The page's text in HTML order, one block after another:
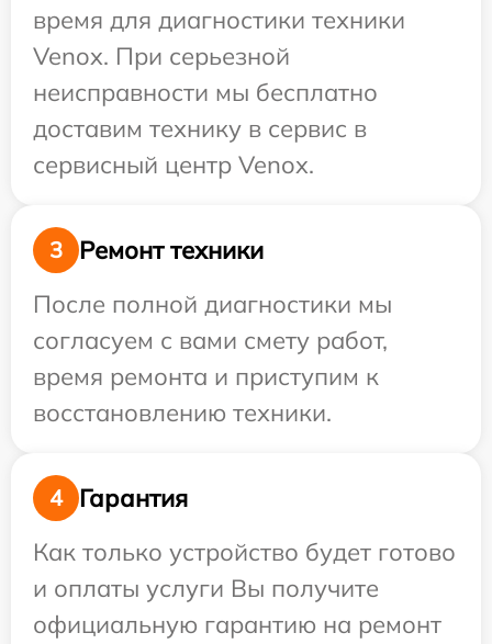
время для диагностики техники
Venox. При серьезной
неисправности мы бесплатно
доставим технику в сервис в
сервисный центр Venox.
3
Ремонт техники
После полной диагностики мы
согласуем с вами смету работ,
время ремонта и приступим к
восстановлению техники.
4
Гарантия
Как только устройство будет готово
и оплаты услуги Вы получите
официальную гарантию на ремонт